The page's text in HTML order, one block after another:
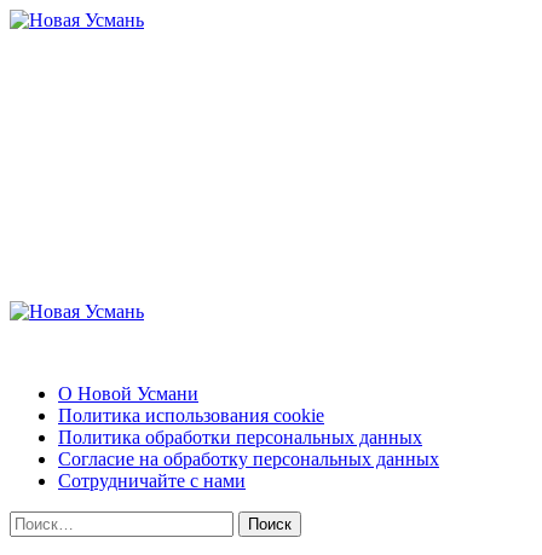
Перейти
Основное
О Новой Усмани
Политика использования cookie
Политика обработки персональных данных
Согласие на обработку персональных данных
Сотрудничайте с нами
Найти: